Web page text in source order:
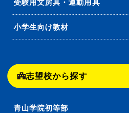
受験用文房具・運動用具
小学生向け教材
志望校から探す
青山学院初等部